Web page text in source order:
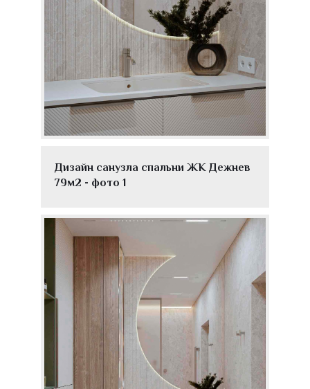
Дизайн санузла спальни ЖК Дежнев
79м2 - фото 1